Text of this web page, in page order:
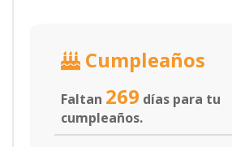
Cumpleaños
Faltan 269 días para tu
cumpleaños.